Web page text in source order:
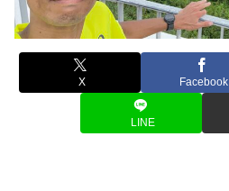
X Facebook
LINE